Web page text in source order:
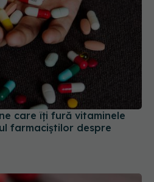
care îți fură vitaminele
farmaciștilor despre